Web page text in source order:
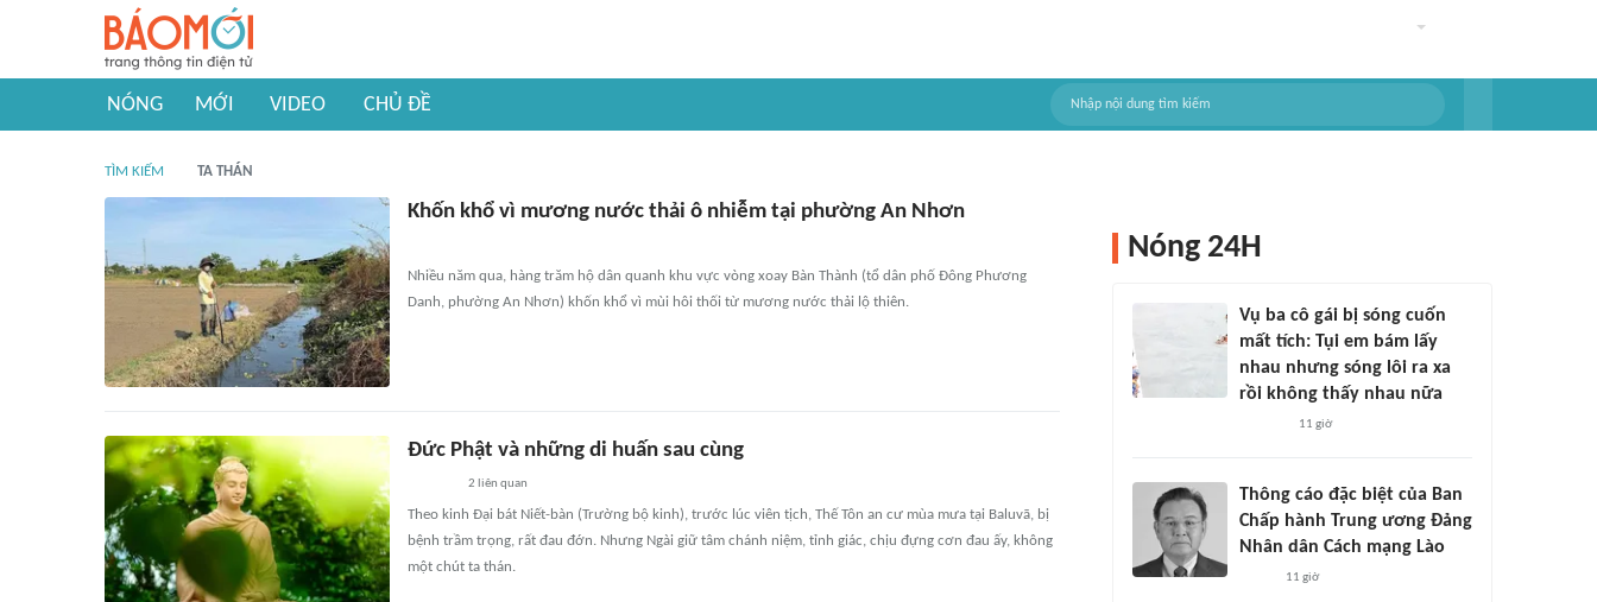
NÓNG MỚI VIDEO CHỦ ĐỀ
TÌM KIẾM TA THÁN
Khốn khổ vì mương nước thải ô nhiễm tại phường An Nhơn
Nhiều năm qua, hàng trăm hộ dân quanh khu vực vòng xoay Bàn Thành (tổ dân phố Đông Phương
Danh, phường An Nhơn) khốn khổ vì mùi hôi thối từ mương nước thải lộ thiên.
Đức Phật và những di huấn sau cùng
2 liên quan
Theo kinh Đại bát Niết-bàn (Trường bộ kinh), trước lúc viên tịch, Thế Tôn an cư mùa mưa tại Baluvā, bị
bệnh trầm trọng, rất đau đớn. Nhưng Ngài giữ tâm chánh niệm, tỉnh giác, chịu đựng cơn đau ấy, không
một chút ta thán.
Nóng 24H
Vụ ba cô gái bị sóng cuốn
mất tích: Tụi em bám lấy
nhau nhưng sóng lôi ra xa
rồi không thấy nhau nữa
11 giờ
Thông cáo đặc biệt của Ban
Chấp hành Trung ương Đảng
Nhân dân Cách mạng Lào
11 giờ